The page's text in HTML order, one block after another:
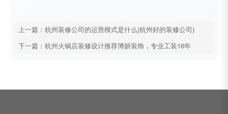
上一篇：杭州装修公司的运营模式是什么(杭州好的装修公司)
下一篇：杭州火锅店装修设计推荐博妍装饰，专业工装16年